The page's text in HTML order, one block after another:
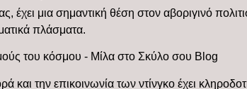
έχει μια σημαντική θέση στον αβοριγινό
πλάσματα.
την επικοινωνία των ντίνγκο έχει